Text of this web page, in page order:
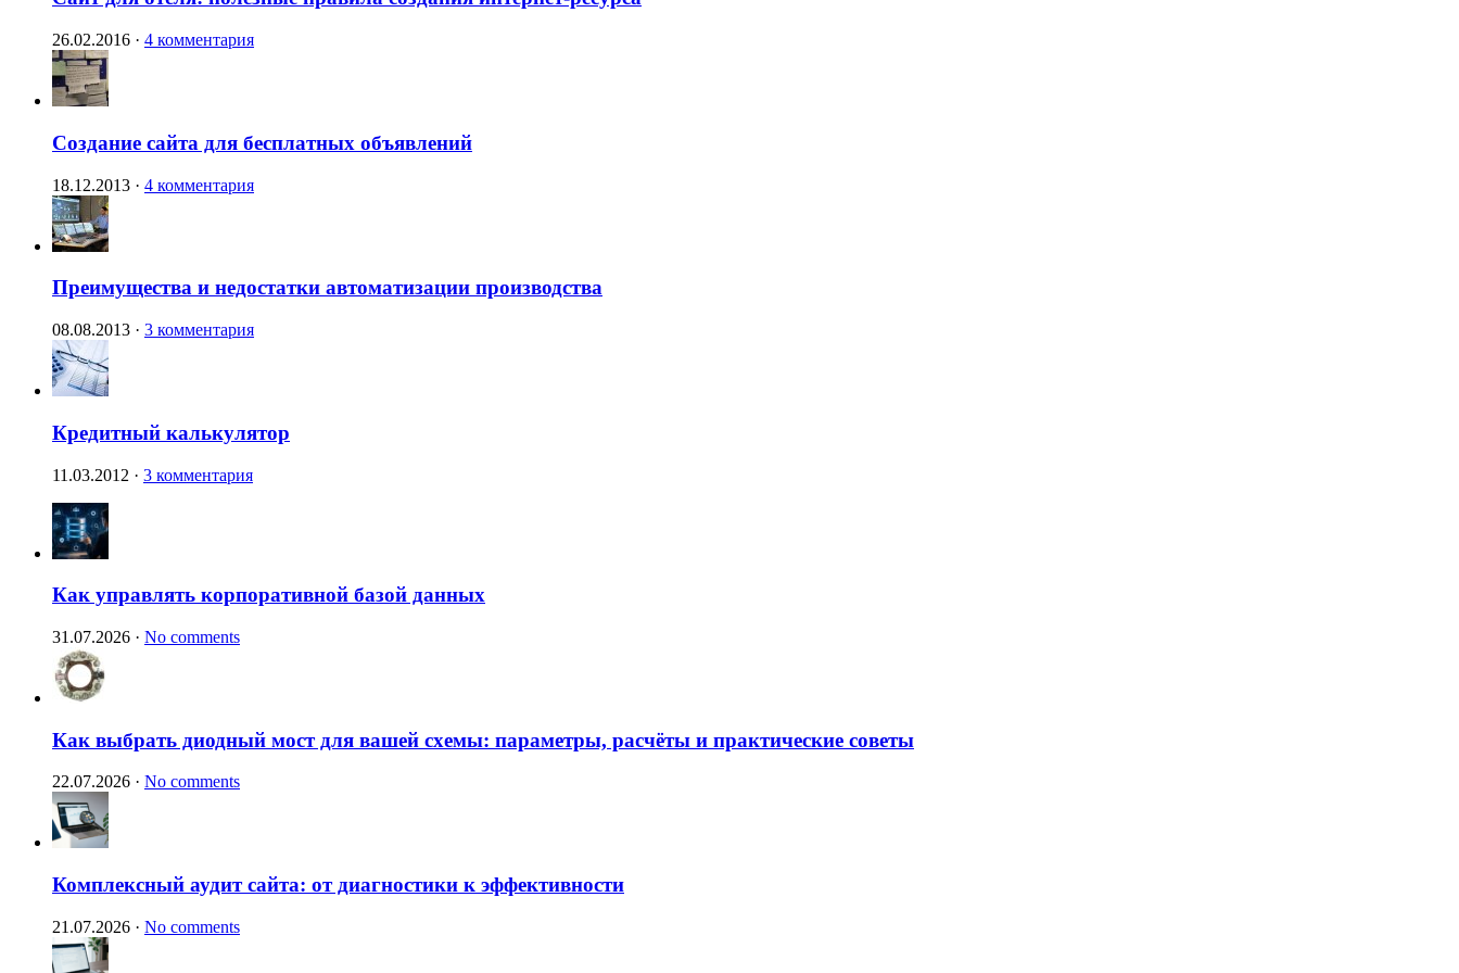
26.02.2016 · 4 комментария
Создание сайта для бесплатных объявлений
18.12.2013 · 4 комментария
Преимущества и недостатки автоматизации производства
08.08.2013 · 3 комментария
Кредитный калькулятор
11.03.2012 · 3 комментария
Как управлять корпоративной базой данных
31.07.2026 · No comments
Как выбрать диодный мост для вашей схемы: параметры, расчёты и практические советы
22.07.2026 · No comments
Комплексный аудит сайта: от диагностики к эффективности
21.07.2026 · No comments